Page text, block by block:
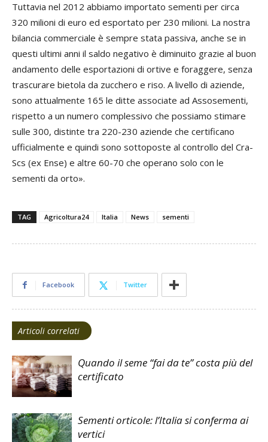
Tuttavia nel 2012 abbiamo importato sementi per circa
320 milioni di euro ed esportato per 230 milioni. La nostra
bilancia commerciale è sempre stata passiva, anche se in
questi ultimi anni il saldo negativo è diminuito grazie al buon
andamento delle esportazioni di ortive e foraggere, senza
trascurare bietola da zucchero e riso. A livello di aziende,
sono attualmente 165 le ditte associate ad Assosementi,
rispetto a un numero complessivo che possiamo stimare
sulle 300, distinte tra 220-230 aziende che certificano
ufficialmente e quindi sono sottoposte al controllo del Cra-
Scs (ex Ense) e altre 60-70 che operano solo con le
sementi da orto».
TAG Agricoltura24 Italia News sementi
Facebook Twitter
Articoli correlati
Quando il seme “fai da te” costa più del
certificato
Sementi orticole: l’Italia si conferma ai
vertici